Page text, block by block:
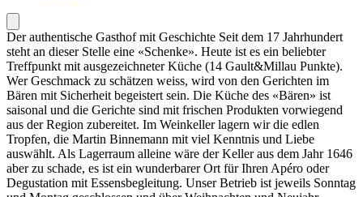
Der authentische Gasthof mit Geschichte Seit dem 17 Jahrhundert
steht an dieser Stelle eine «Schenke». Heute ist es ein beliebter
Treffpunkt mit ausgezeichneter Küche (14 Gault&Millau Punkte).
Wer Geschmack zu schätzen weiss, wird von den Gerichten im
Bären mit Sicherheit begeistert sein. Die Küche des «Bären» ist
saisonal und die Gerichte sind mit frischen Produkten vorwiegend
aus der Region zubereitet. Im Weinkeller lagern wir die edlen
Tropfen, die Martin Binnemann mit viel Kenntnis und Liebe
auswählt. Als Lagerraum alleine wäre der Keller aus dem Jahr 1646
aber zu schade, es ist ein wunderbarer Ort für Ihren Apéro oder
Degustation mit Essensbegleitung. Unser Betrieb ist jeweils Sonntag